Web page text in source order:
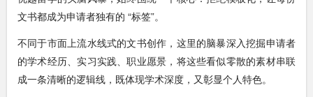
文书都成为申请者独有的 “标签”。
不同于市面上流水线式的文书创作，这里的脑暴深入挖掘申请者
的学术经历、实习实践、职业愿景，将这些看似零散的素材串联
成一条清晰的逻辑线，既体现学术深度，又彰显个人特色。